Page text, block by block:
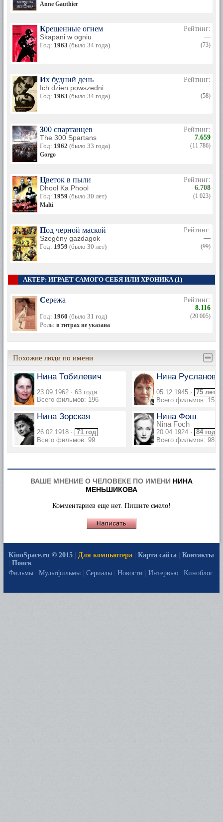
Anne Gauthier
Крещенные огнем
Skapani w ogniu
Год: 1963 (было 34 года)
Рейтинг:
—
(73)
Их будний день
Ich dzien powszedni
Год: 1963 (было 34 года)
Рейтинг:
—
(58)
300 спартанцев
The 300 Spartans
Год: 1962 (было 33 года)
Gorgo
Рейтинг:
7.659
(11 786)
Цветок в пыли
Dhool Ka Phool
Год: 1959 (было 30 лет)
Malti
Рейтинг:
6.708
(1 023)
Под черной маской
Szegény gazdagok
Год: 1959 (было 30 лет)
Рейтинг:
—
(99)
АКТЕР: ИГРАЕТ САМОГО СЕБЯ ИЛИ ХРОНИКА (1)
Сережа
Год: 1960 (было 31 год)
Роль: в титрах не указана
Рейтинг:
8.116
(20 005)
Похожие люди по имени
Нина Тобилевич
23.09.1962 · 63 года
Всего фильмов: 196
Нина Русланова
05.12.1945 · 75 лет
Всего фильмов: 158
Нина Зорская
26.02.1918 · 71 год
Всего фильмов: 99
Нина Фош
Nina Foch
20.04.1924 · 84 года
Всего фильмов: 98
ВАШЕ МНЕНИЕ О ЧЕЛОВЕКЕ ПО ИМЕНИ НИНА
МЕНЬШИКОВА
Комментариев еще нет. Пишите смело!
KinoSpace.ru © 2015 Для компьютера Карта сайта
Контакты
Поиск
Фильмы
Мультфильмы Сериалы Новости Интервью Киноблог